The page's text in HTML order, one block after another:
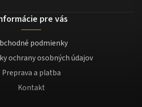
pre vás
podmienky
ochrany osobných údajov
Preprava a platba
Kontakt